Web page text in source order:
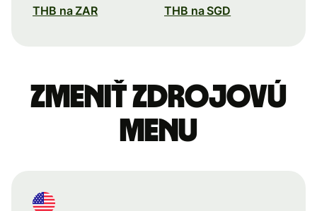
THB na ZAR THB na SGD
Zmeniť zdrojovú
menu